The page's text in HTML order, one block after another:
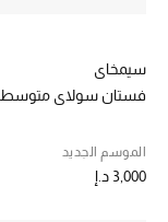
سيمخاي
فستان سولاي
الموسم الجديد
3,000 د.إ